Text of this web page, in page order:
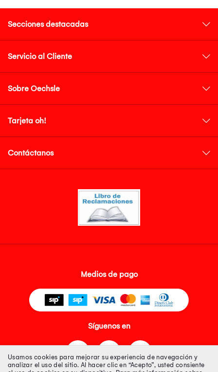
Secciones destacadas
Servicio al Cliente
Sobre Oechsle
Tarjeta oh!
Contáctanos
Medios de pago
Síguenos en
Usamos cookies para mejorar su experiencia de navegación y
analizar el uso del sitio. Al hacer clic en “Acepto”, usted consiente